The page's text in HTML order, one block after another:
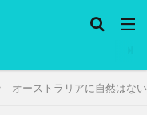
オーストラリアに自然はない